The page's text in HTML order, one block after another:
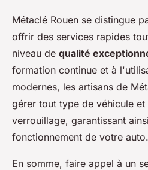
Métaclé Rouen se distingue
offrir des services rapides
niveau de qualité
formation continue et à
modernes, les artisans de
gérer tout type de véhicule et
verrouillage, garantissant
fonctionnement de votre auto.
En somme, faire appel à un